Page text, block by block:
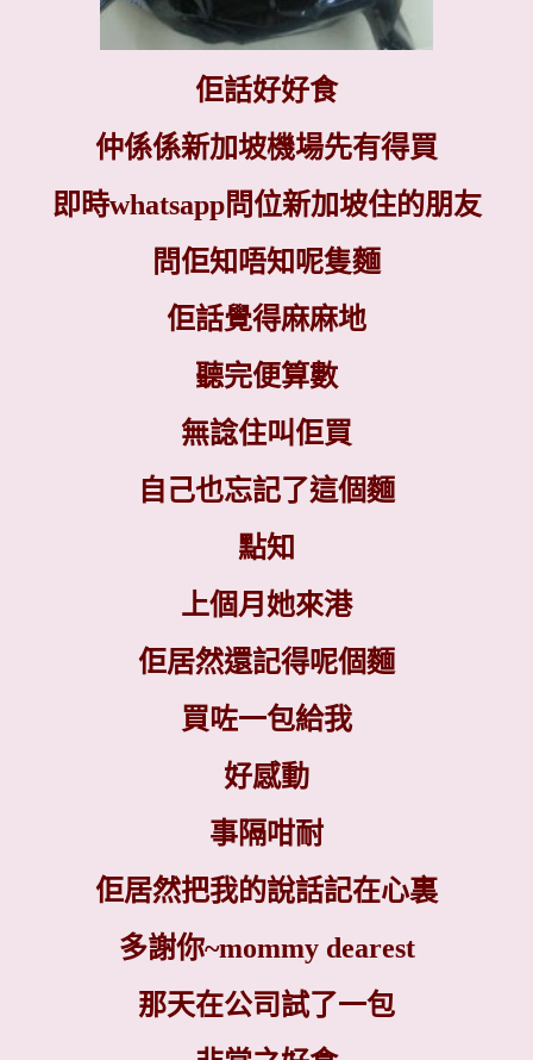
佢話好好食
仲係係新加坡機場先有得買
即時whatsapp問位新加坡住的朋友
問佢知唔知呢隻麵
佢話覺得麻麻地
聽完便算數
無諗住叫佢買
自己也忘記了這個麵
點知
上個月她來港
佢居然還記得呢個麵
買咗一包給我
好感動
事隔咁耐
佢居然把我的說話記在心裏
多謝你~mommy dearest
那天在公司試了一包